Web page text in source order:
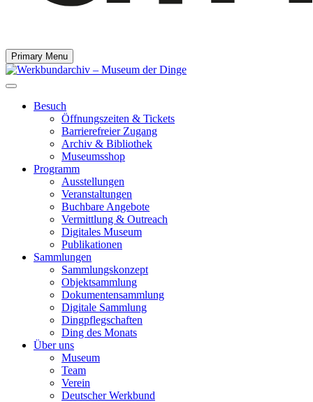
Primary Menu
Besuch
Öffnungszeiten & Tickets
Barrierefreier Zugang
Archiv & Bibliothek
Museumsshop
Programm
Ausstellungen
Veranstaltungen
Buchbare Angebote
Vermittlung & Outreach
Digitales Museum
Publikationen
Sammlungen
Sammlungskonzept
Objektsammlung
Dokumentensammlung
Digitale Sammlung
Dingpflegschaften
Ding des Monats
Über uns
Museum
Team
Verein
Deutscher Werkbund